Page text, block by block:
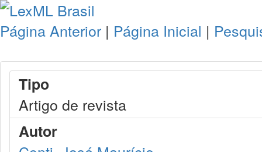
Página Anterior | Página Inicial |
Tipo
Artigo de revista
Autor